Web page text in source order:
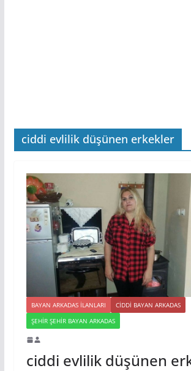
ciddi evlilik düşünen erkekler
BAYAN ARKADAS ILANLARI
CIDDI BAYAN ARKADAS
ŞEHIR ŞEHIR BAYAN ARKADAS
ciddi evlilik düşünen